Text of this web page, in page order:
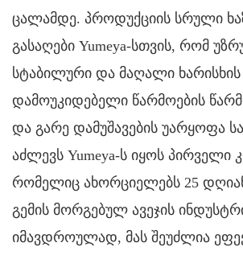
ცალამდე. პროდუქციის სრული
გასაღები Yumeya-სთვის, რომ
სტაბილური და მაღალი
დამოუკიდებელი წარმოების
და გარე დამუშავების უარყოფა
აძლევს Yumeya-ს იყოს პირველი
რომელიც ახორციელებს 25
გემის მორგებულ ავეჯის
იმავდროულად, მას შეუძლია